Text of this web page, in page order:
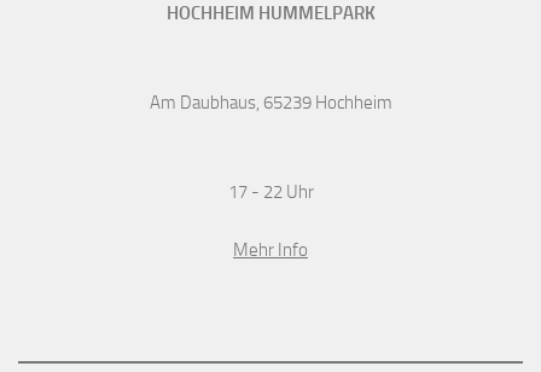
HOCHHEIM HUMMELPARK
Am Daubhaus, 65239 Hochheim
17 - 22 Uhr
Mehr Info